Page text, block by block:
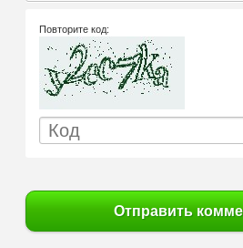
Повторите код:
Отправить